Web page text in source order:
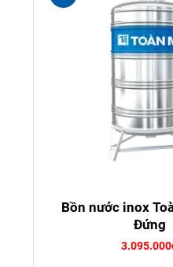
Bồn nước inox
Đứng